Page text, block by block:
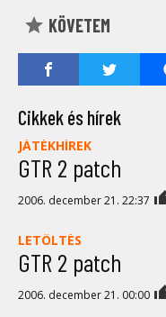
KÖVETEM
Cikkek és hírek
JÁTÉKHÍREK
GTR 2 patch
2006. december 21. 22:37
LETÖLTÉS
GTR 2 patch
2006. december 21. 00:00